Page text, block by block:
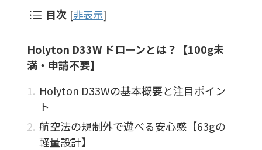
目次 [非表示]
Holyton D33W ドローンとは？【100g未
満・申請不要】
Holyton D33Wの基本概要と注目ポイン
ト
航空法の規制外で遊べる安心感【63gの
軽量設計】